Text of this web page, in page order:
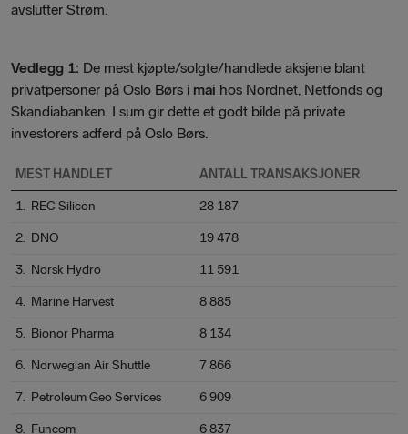
avslutter Strøm.
Vedlegg 1: De mest kjøpte/solgte/handlede aksjene blant
privatpersoner på Oslo Børs i mai hos Nordnet, Netfonds og
Skandiabanken. I sum gir dette et godt bilde på private
investorers adferd på Oslo Børs.
MEST HANDLET ANTALL TRANSAKSJONER
1. REC Silicon 28 187
2. DNO 19 478
3. Norsk Hydro 11 591
4. Marine Harvest 8 885
5. Bionor Pharma 8 134
6. Norwegian Air Shuttle 7 866
7. Petroleum Geo Services 6 909
8. Funcom 6 837